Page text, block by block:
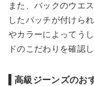
また、バックのウエ
したパッチが付けら
やカラーによってう
ドのこだわりを確認
高級ジーンズのお